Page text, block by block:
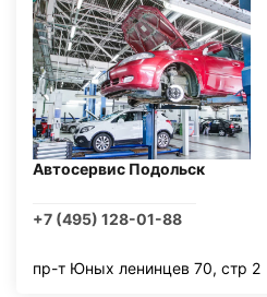
Автосервис Подольск
+7 (495) 128-01-88
пр-т Юных ленинцев 70, стр 2